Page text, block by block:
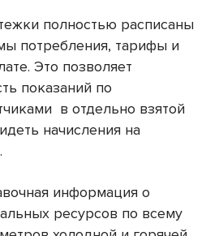
полностью расписаны
потребления, тарифы и
Это позволяет
показаний по
в отдельно взятой
начисления на
информация о
ресурсов по всему